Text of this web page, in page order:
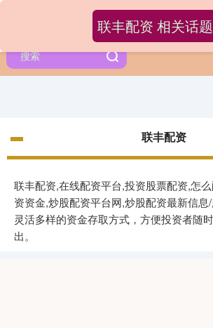
联丰配资
联丰配资,在线配资平台,投资股票配资,怎
资资金,炒股配资平台网,炒股配资最新信
灵活多样的资金存取方式，方便投资者随
出。
联丰配资 相关话题